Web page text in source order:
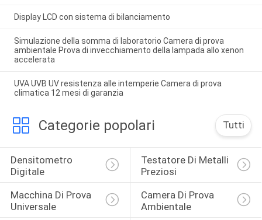
Display LCD con sistema di bilanciamento
Simulazione della somma di laboratorio Camera di prova
ambientale Prova di invecchiamento della lampada allo xenon
accelerata
UVA UVB UV resistenza alle intemperie Camera di prova
climatica 12 mesi di garanzia
Categorie popolari Tutti
Densitometro
Digitale
Testatore Di Metalli
Preziosi
Macchina Di Prova
Universale
Camera Di Prova
Ambientale